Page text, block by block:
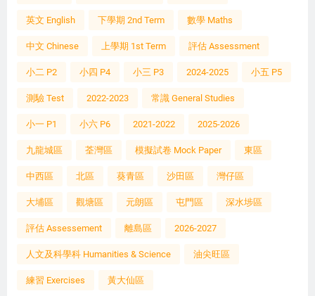
英文 English 下學期 2nd Term 數學 Maths
中文 Chinese 上學期 1st Term 評估 Assessment
小二 P2 小四 P4 小三 P3 2024-2025 小五 P5
測驗 Test 2022-2023 常識 General Studies
小一 P1 小六 P6 2021-2022 2025-2026
九龍城區 荃灣區 模擬試卷 Mock Paper 東區
中西區 北區 葵青區 沙田區 灣仔區
大埔區 觀塘區 元朗區 屯門區 深水埗區
評估 Assessement 離島區 2026-2027
人文及科學科 Humanities & Science 油尖旺區
練習 Exercises 黃大仙區